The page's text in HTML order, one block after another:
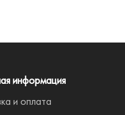
информация
и оплата